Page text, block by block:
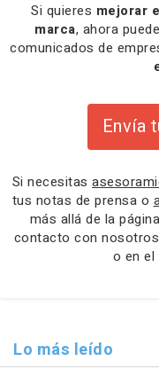
Si quieres mejorar
marca, ahora
comunicados de
Envía
Si necesitas
tus notas de prensa o
más allá de la
contacto con
o en
Lo más leído